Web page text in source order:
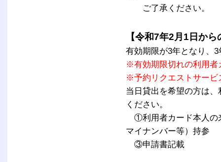
ご了承ください。
【令和7年2月1日か
有効期限が3年となり、
※有効期限切れの利用者
※予約リクエストサービ
当日貸出を希望の方は
ください。
①利用者カード本人の
マイナンバー等）持参
③申請書記載